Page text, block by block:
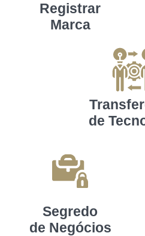
Registrar
Marca
de
Segredo
de Negócios